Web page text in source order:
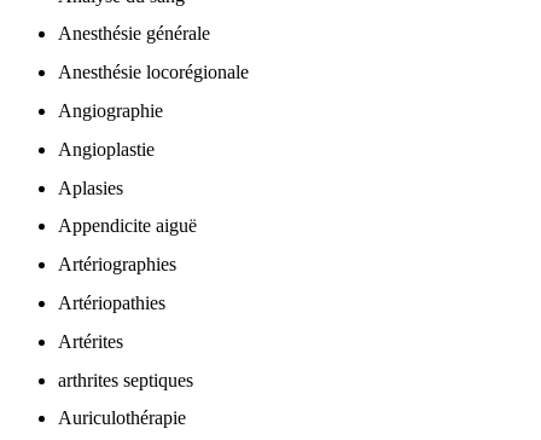
Anesthésie générale
Anesthésie locorégionale
Angiographie
Angioplastie
Aplasies
Appendicite aiguë
Artériographies
Artériopathies
Artérites
arthrites septiques
Auriculothérapie